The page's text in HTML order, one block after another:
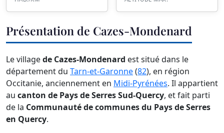
Présentation de Cazes-Mondenard
Le villagede Cazes-Mondenard est situé dans le
département du Tarn-et-Garonne(82), en région
Occitanie, anciennement en Midi-Pyrénées. Il appartient
au canton de Pays de Serres Sud-Quercy, et fait parti
de la Communauté de communes du Pays de Serres
en Quercy.